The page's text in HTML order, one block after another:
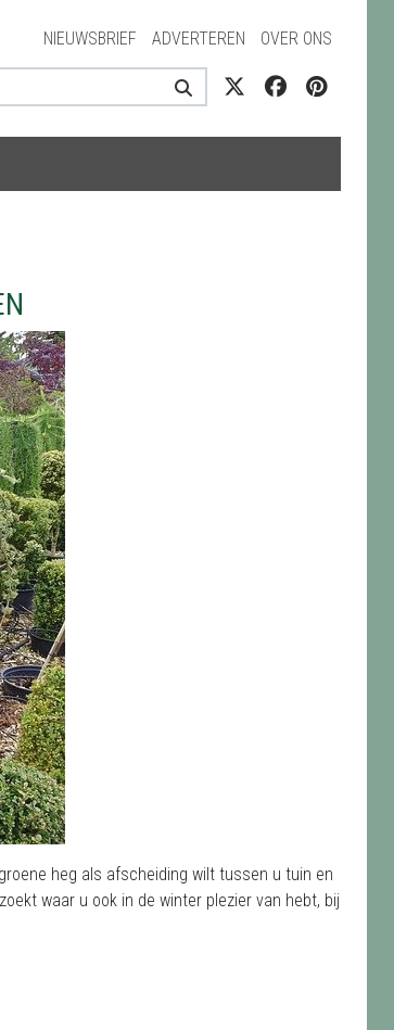
NIEUWSBRIEF ADVERTEREN OVER ONS
heg als afscheiding wilt tussen u tuin en
waar u ook in de winter plezier van hebt, bij